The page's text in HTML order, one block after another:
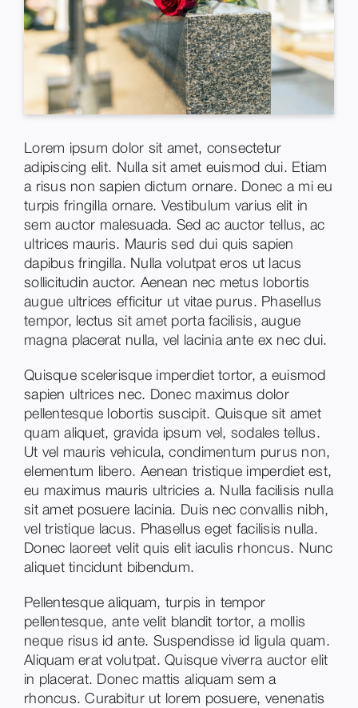
Lorem ipsum dolor sit amet, consectetur
adipiscing elit. Nulla sit amet euismod dui. Etiam
a risus non sapien dictum ornare. Donec a mi eu
turpis fringilla ornare. Vestibulum varius elit in
sem auctor malesuada. Sed ac auctor tellus, ac
ultrices mauris. Mauris sed dui quis sapien
dapibus fringilla. Nulla volutpat eros ut lacus
sollicitudin auctor. Aenean nec metus lobortis
augue ultrices efficitur ut vitae purus. Phasellus
tempor, lectus sit amet porta facilisis, augue
magna placerat nulla, vel lacinia ante ex nec dui.
Quisque scelerisque imperdiet tortor, a euismod
sapien ultrices nec. Donec maximus dolor
pellentesque lobortis suscipit. Quisque sit amet
quam aliquet, gravida ipsum vel, sodales tellus.
Ut vel mauris vehicula, condimentum purus non,
elementum libero. Aenean tristique imperdiet est,
eu maximus mauris ultricies a. Nulla facilisis nulla
sit amet posuere lacinia. Duis nec convallis nibh,
vel tristique lacus. Phasellus eget facilisis nulla.
Donec laoreet velit quis elit iaculis rhoncus. Nunc
aliquet tincidunt bibendum.
Pellentesque aliquam, turpis in tempor
pellentesque, ante velit blandit tortor, a mollis
neque risus id ante. Suspendisse id ligula quam.
Aliquam erat volutpat. Quisque viverra auctor elit
in placerat. Donec mattis aliquam sem a
rhoncus. Curabitur ut lorem posuere, venenatis